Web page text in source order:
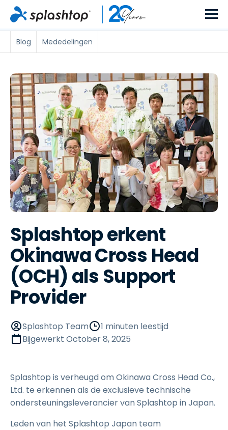
Blog Mededelingen
Splashtop erkent
Okinawa Cross Head
(OCH) als Support
Provider
Splashtop Team
1 minuten leestijd
Bijgewerkt October 8, 2025
Splashtop is verheugd om Okinawa Cross Head Co.,
Ltd. te erkennen als de exclusieve technische
ondersteuningsleverancier van Splashtop in Japan.
Leden van het Splashtop Japan team